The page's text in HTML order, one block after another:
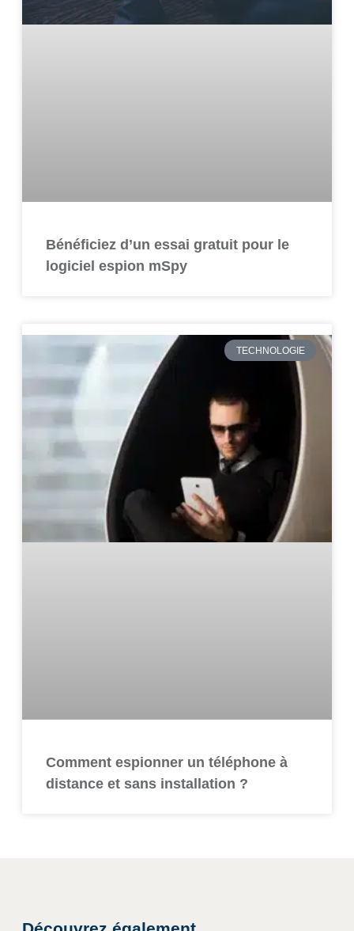
Bénéficiez d’un essai gratuit pour le
logiciel espion mSpy
TECHNOLOGIE
Comment espionner un téléphone à
distance et sans installation ?